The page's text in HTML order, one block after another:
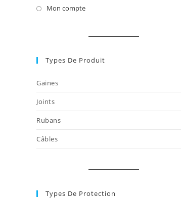
Mon compteS’ouvre
un
onglet
Types De Produit
Gaines
Joints
Rubans
Câbles
Types De Protection